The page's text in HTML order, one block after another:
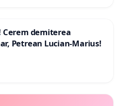
Cerem demiterea
Petrean Lucian-Marius!